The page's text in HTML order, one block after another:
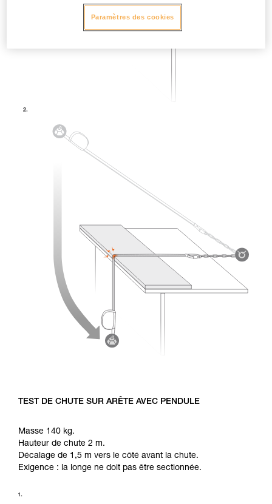
TEST DE CHUTE SUR ARÊTE AVEC PENDULE
Masse 140 kg.
Hauteur de chute 2 m.
Décalage de 1,5 m vers le côté avant la chute.
Exigence : la longe ne doit pas être sectionnée.
Paramètres des cookies